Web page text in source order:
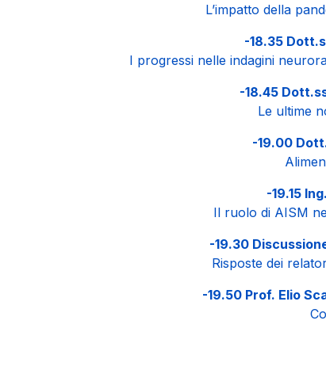
L’impatto della
-18.35
I progressi nelle indagini
-18.45
Le ultime
-19.00
-19.15
Il ruolo di AISM
-19.30
Risposte dei
-19.50 Prof. Elio